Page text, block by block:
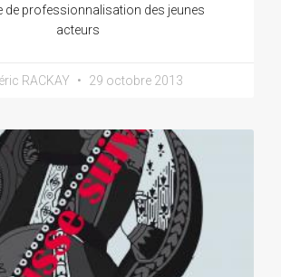
de professionnalisation des jeunes
acteurs
RACKAY 29 octobre 2013